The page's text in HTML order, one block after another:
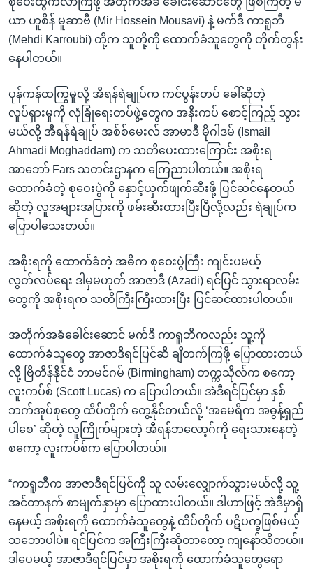
ယာ ဟူစိန် မူဆာဗီ (Mir Hossein Mousavi) နဲ့ မက်ဒီ ကာရူဘီ
(Mehdi Karroubi) တို့က သူတို့ကို ထောက်ခံသူတွေကို တိုက်တွန်း
နေပါတယ်။
ပုန်ကန်ထကြွမှုလို့ အီရန်ရဲချုပ်က ကင်ပွန်းတပ် ခေါ်ဆိုတဲ့
လှုပ်ရှားမှုကို လုံခြုံရေးတပ်ဖွဲ့တွေက အနီးကပ် စောင့်ကြည့် သွား
မယ်လို့ အီရန်ရဲချုပ် အစ်စ်မေးလ် အာမာဒီ မိုဂါဒမ် (Ismail
Ahmadi Moghaddam) က သတိပေးထားကြောင်း အစိုးရ
အာဘော် Fars သတင်းဌာနက ကြေညာပါတယ်။ အစိုးရ
ထောက်ခံတဲ့ စုဝေးပွဲကို နှောင့်ယှက်ဖျက်ဆီးဖို့ ပြင်ဆင်နေတယ်
ဆိုတဲ့ လူအများအပြားကို ဖမ်းဆီးထားပြီးပြီလို့လည်း ရဲချုပ်က
ပြောပါသေးတယ်။
အစိုးရကို ထောက်ခံတဲ့ အဓိက စုဝေးပွဲကြီး ကျင်းပမယ့်
လွတ်လပ်ရေး ဒါမှမဟုတ် အာဇာဒီ (Azadi) ရင်ပြင် သွားရာလမ်း
တွေကို အစိုးရက သတိကြီးကြီးထားပြီး ပြင်ဆင်ထားပါတယ်။
အတိုက်အခံခေါင်းဆောင် မက်ဒီ ကာရူဘီကလည်း သူ့ကို
ထောက်ခံသူတွေ အာဇာဒီရင်ပြင်ဆီ ချီတက်ကြဖို့ ပြောထားတယ်
လို့ ဗြိတိန်နိုင်ငံ ဘာမင်ဂမ် (Birmingham) တက္ကသိုလ်က စကော့
လူးကပ်စ် (Scott Lucas) က ပြောပါတယ်။ အဲဒီရင်ပြင်မှာ နှစ်
ဘက်အုပ်စုတွေ ထိပ်တိုက် တွေ့နိုင်တယ်လို့ ‘အမေရိက အဓွန့်ရှည်
ပါစေ’ ဆိုတဲ့ လူကြိုက်များတဲ့ အီရန်ဘလော့ဂ်ကို ရေးသားနေတဲ့
စကော့ လူးကပ်စ်က ပြောပါတယ်။
“ကာရူဘီက အာဇာဒီရင်ပြင်ကို သူ လမ်းလျှောက်သွားမယ်လို့ သူ့
အင်တာနက် စာမျက်နှာမှာ ပြောထားပါတယ်။ ဒါဟာဖြင့် အဲဒီမှာရှိ
နေမယ့် အစိုးရကို ထောက်ခံသူတွေနဲ့ ထိပ်တိုက် ပဋိပက္ခဖြစ်မယ့်
သဘောပါပဲ။ ရင်ပြင်က အကြီးကြီးဆိုတာတော့ ကျနော်သိတယ်။
ဒါပေမယ့် အာဇာဒီရင်ပြင်မှာ အစိုးရကို ထောက်ခံသူတွေရော